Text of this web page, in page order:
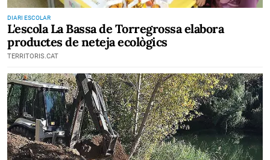
DIARI ESCOLAR
L'escola La Bassa de Torregrossa elabora
productes de neteja ecològics
TERRITORIS.CAT